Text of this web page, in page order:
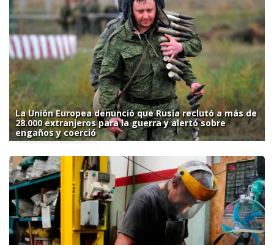
La Unión Europea denunció que Rusia reclutó a más de
28.000 extranjeros para la guerra y alertó sobre
engaños y coerció